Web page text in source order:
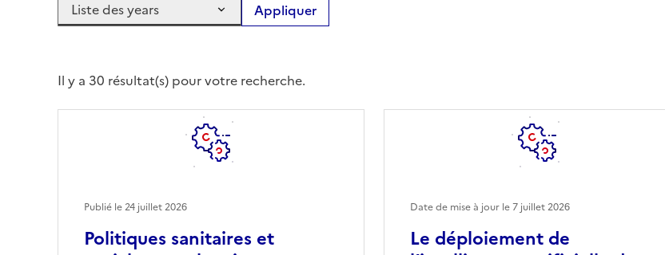
Appliquer
Il y a 30 résultat(s) pour votre recherche.
Politiques sanitaires et
Publié le24 juillet 2026
Le déploiement de
Date de mise à jour le7 juillet 2026